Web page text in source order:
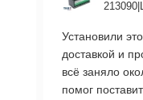
Установили
доставкой и
всё заняло
помог